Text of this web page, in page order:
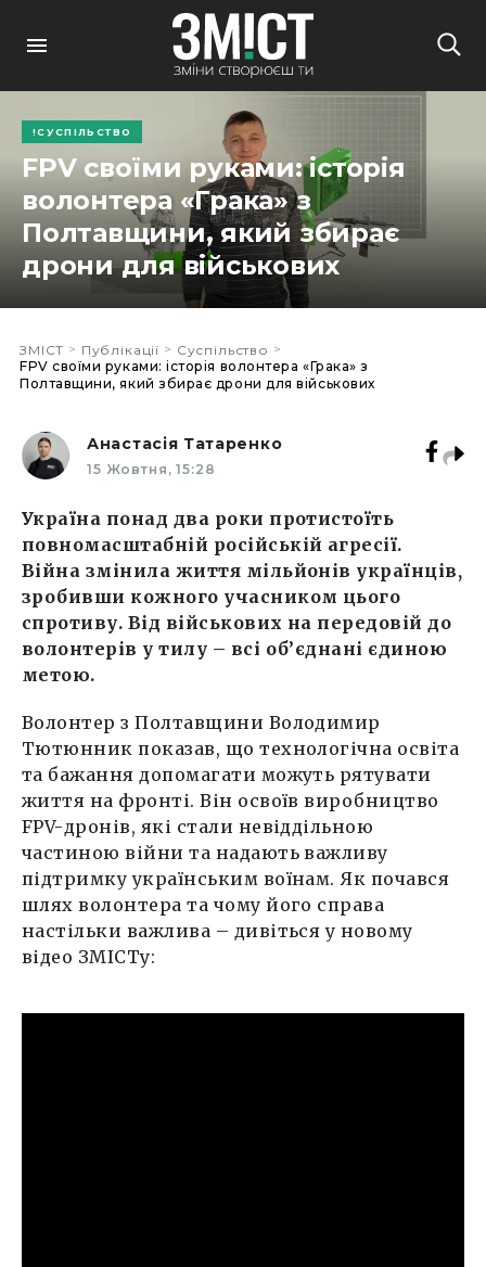
СУСПІЛЬСТВО
FPV своїми руками: історія
волонтера «Грака» з
Полтавщини, який збирає
дрони для військових
ЗМІСТ > Публікації > Суспільство >
FPV своїми руками: історія волонтера «Грака» з
Полтавщини, який збирає дрони для військових
Анастасія Татаренко
15 Жовтня, 15:28
Україна понад два роки протистоїть
повномасштабній російській агресії.
Війна змінила життя мільйонів українців,
зробивши кожного учасником цього
спротиву. Від військових на передовій до
волонтерів у тилу – всі об’єднані єдиною
метою.
Волонтер з Полтавщини Володимир
Тютюнник показав, що технологічна освіта
та бажання допомагати можуть рятувати
життя на фронті. Він освоїв виробництво
FPV-дронів, які стали невіддільною
частиною війни та надають важливу
підтримку українським воїнам. Як почався
шлях волонтера та чому його справа
настільки важлива – дивіться у новому
відео ЗМІСТу: